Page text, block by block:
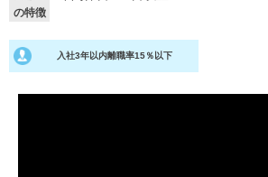
就活ノウハウが満載！
適職診断
の特徴
入社3年以内離職率15％以下